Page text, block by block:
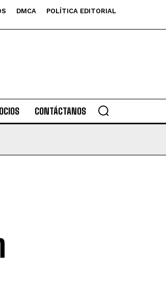
DMCA
POLÍTICA EDITORIAL
CONTÁCTANOS